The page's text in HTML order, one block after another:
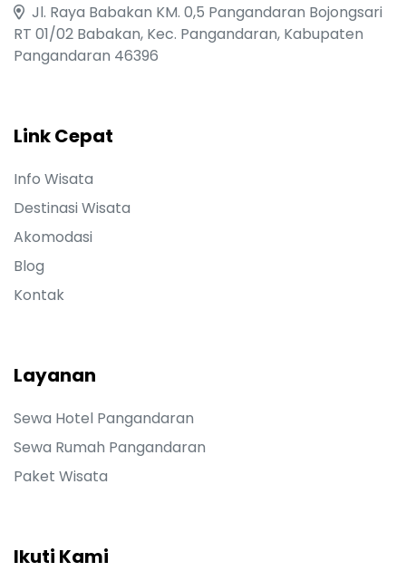
Jl. Raya Babakan KM. 0,5 Pangandaran Bojongsari
RT 01/02 Babakan, Kec. Pangandaran, Kabupaten
Pangandaran 46396
Link Cepat
Info Wisata
Destinasi Wisata
Akomodasi
Blog
Kontak
Layanan
Sewa Hotel Pangandaran
Sewa Rumah Pangandaran
Paket Wisata
Ikuti Kami